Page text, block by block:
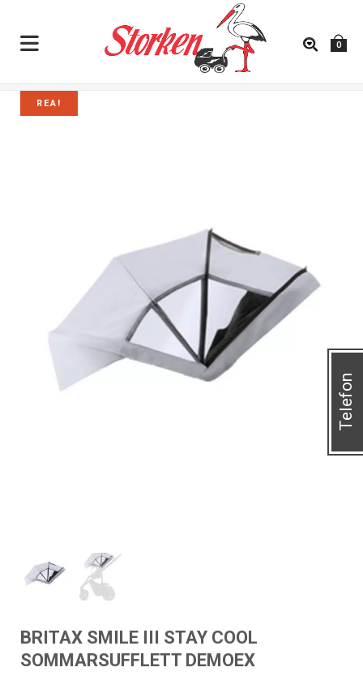
0
REA!
BRITAX SMILE III STAY COOL
SOMMARSUFFLETT DEMOEX
Telefon